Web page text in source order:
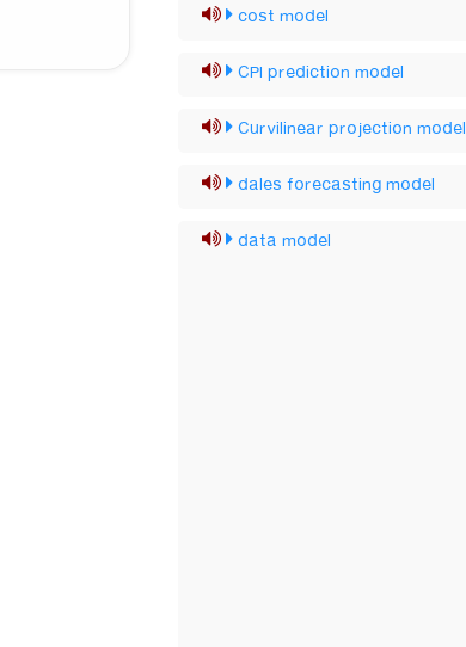
cost model
CPI prediction model
Curvilinear projection model
dales forecasting model
data model